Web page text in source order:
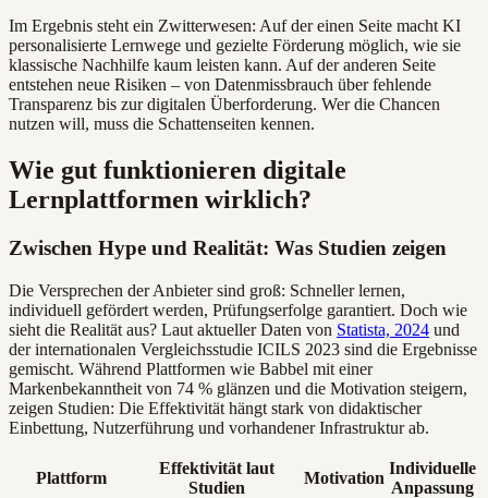
Im Ergebnis steht ein Zwitterwesen: Auf der einen Seite macht KI
personalisierte Lernwege und gezielte Förderung möglich, wie sie
klassische Nachhilfe kaum leisten kann. Auf der anderen Seite
entstehen neue Risiken – von Datenmissbrauch über fehlende
Transparenz bis zur digitalen Überforderung. Wer die Chancen
nutzen will, muss die Schattenseiten kennen.
Wie gut funktionieren digitale
Lernplattformen wirklich?
Zwischen Hype und Realität: Was Studien zeigen
Die Versprechen der Anbieter sind groß: Schneller lernen,
individuell gefördert werden, Prüfungserfolge garantiert. Doch wie
sieht die Realität aus? Laut aktueller Daten von Statista, 2024 und
der internationalen Vergleichsstudie ICILS 2023 sind die Ergebnisse
gemischt. Während Plattformen wie Babbel mit einer
Markenbekanntheit von 74 % glänzen und die Motivation steigern,
zeigen Studien: Die Effektivität hängt stark von didaktischer
Einbettung, Nutzerführung und vorhandener Infrastruktur ab.
Plattform
Effektivität laut
Studien
Motivation
Individuelle
Anpassung